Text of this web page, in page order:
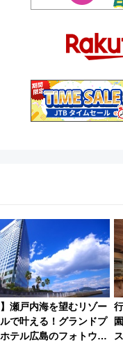
】瀬戸内海を望むリゾー
ルで叶える！グランドプ
テル広島のフォトウエ